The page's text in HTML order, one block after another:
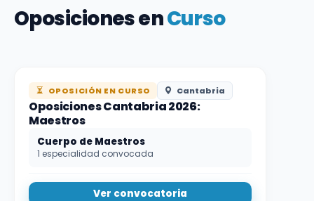
Oposiciones enCurso
OPOSICIÓN EN CURSO Cantabria
Oposiciones Cantabria 2026:
Maestros
Cuerpo de Maestros
1 especialidad convocada
Ver convocatoria